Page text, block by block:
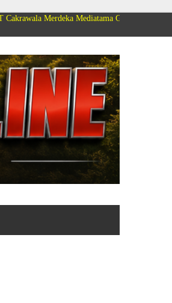
Mediatama Group Mengucapkan Selamat